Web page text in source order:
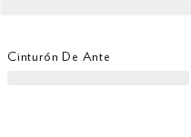
Cinturón De Ante